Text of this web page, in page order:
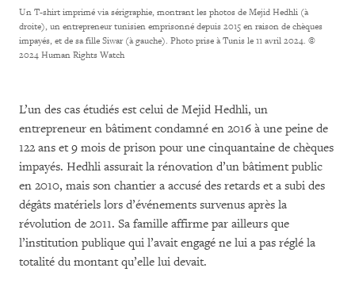
Un T-shirt imprimé via sérigraphie, montrant les photos de Mejid Hedhli (à
droite), un entrepreneur tunisien emprisonné depuis 2015 en raison de chèques
impayés, et de sa fille Siwar (à gauche). Photo prise à Tunis le 11 avril 2024. ©
2024 Human Rights Watch
L’un des cas étudiés est celui de Mejid Hedhli, un
entrepreneur en bâtiment condamné en 2016 à une peine de
122 ans et 9 mois de prison pour une cinquantaine de chèques
impayés. Hedhli assurait la rénovation d’un bâtiment public
en 2010, mais son chantier a accusé des retards et a subi des
dégâts matériels lors d’événements survenus après la
révolution de 2011. Sa famille affirme par ailleurs que
l’institution publique qui l’avait engagé ne lui a pas réglé la
totalité du montant qu’elle lui devait.